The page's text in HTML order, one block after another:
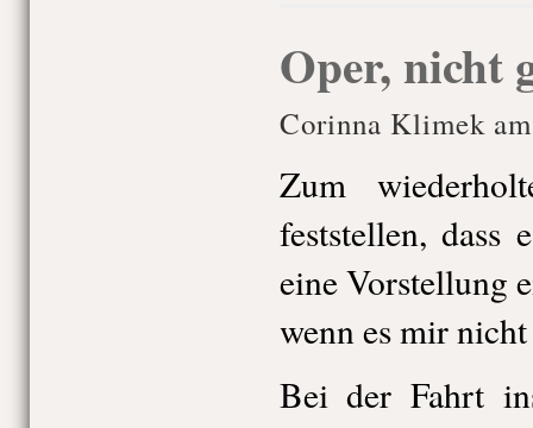
Oper, nicht
Corinna Klimek
Zum
feststellen, dass
eine Vorstellung
wenn es mir
Bei der Fahrt